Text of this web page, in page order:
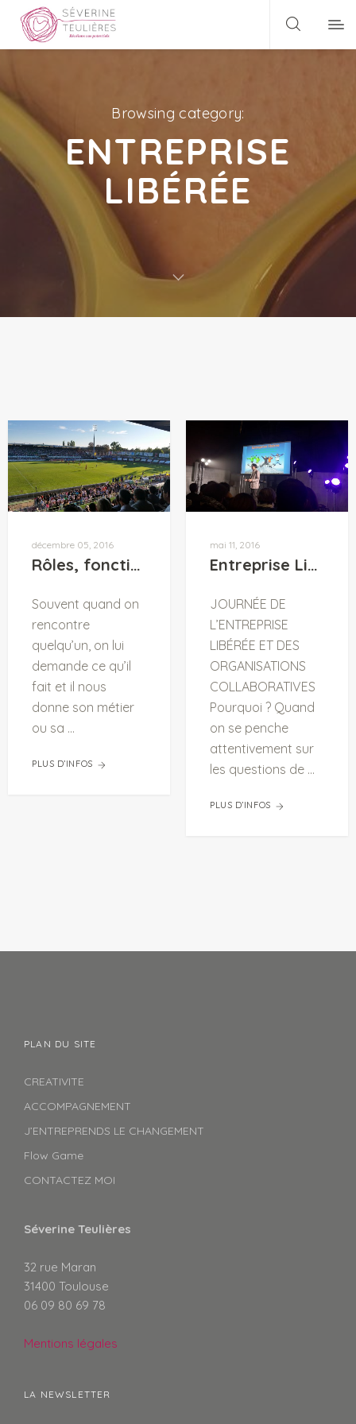
Browsing category:
ENTREPRISE
LIBÉRÉE
décembre 05, 2016
Rôles, fonction, métier ?
Souvent quand on
rencontre
quelqu’un, on lui
demande ce qu’il
fait et il nous
donne son métier
ou sa ...
PLUS D’INFOS
mai 11, 2016
Entreprise Libérée : Ma rencontre avec Isaac Getz
JOURNÉE DE
L’ENTREPRISE
LIBÉRÉE ET DES
ORGANISATIONS
COLLABORATIVES
Pourquoi ? Quand
on se penche
attentivement sur
les questions de ...
PLUS D’INFOS
PLAN DU SITE
CREATIVITE
ACCOMPAGNEMENT
J’ENTREPRENDS LE CHANGEMENT
Flow Game
CONTACTEZ MOI
Séverine Teulières
32 rue Maran
31400 Toulouse
06 09 80 69 78
Mentions légales
LA NEWSLETTER